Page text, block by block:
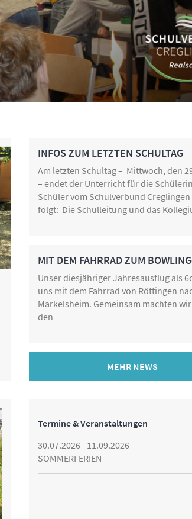
INFOS ZUM LETZTEN SCHULTAG
Am letzten Schultag – Mittwoch, den
– endet der Unterricht für die
Schüler vom Schulverbund Creglingen
folgt: Die Schulleitung und das
MIT DEM FAHRRAD ZUM
Unser diesjähriger Jahresausflug als
uns mit dem Fahrrad von Röttingen
Markelsheim. Gemeinsam machten
den
MEHR NEWS
Termine & Veranstaltungen
30.07.2026 - 11.09.2026
SOMMERFERIEN